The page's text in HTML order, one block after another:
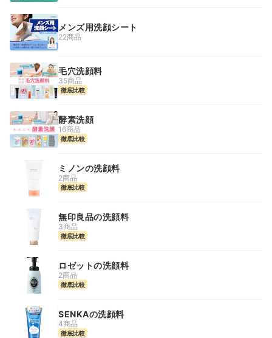
メンズ用洗顔シート
22商品
毛穴洗顔料
35商品
徹底比較
酵素洗顔
16商品
徹底比較
ミノンの洗顔料
2商品
徹底比較
無印良品の洗顔料
3商品
徹底比較
ロゼットの洗顔料
2商品
徹底比較
SENKAの洗顔料
4商品
徹底比較